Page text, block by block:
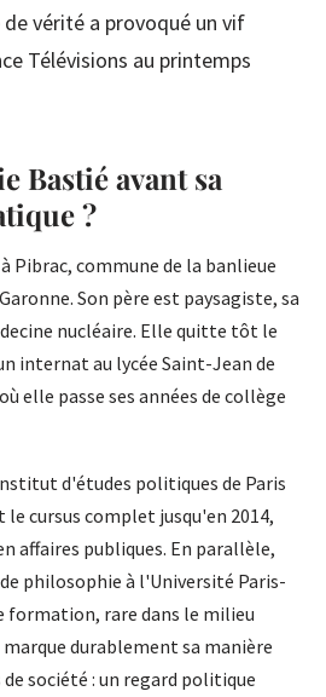
vérité a provoqué un vif
Télévisions au printemps
Bastié avant sa
?
Pibrac, commune de la banlieue
Son père est paysagiste, sa
nucléaire. Elle quitte tôt le
internat au lycée Saint-Jean de
elle passe ses années de collège
d'études politiques de Paris
le cursus complet jusqu'en 2014,
affaires publiques. En parallèle,
philosophie à l'Université Paris-
formation, rare dans le milieu
durablement sa manière
société : un regard politique